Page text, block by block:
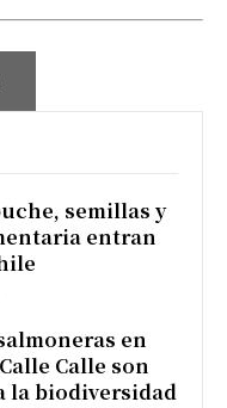
semillas y
entran
en
Calle son
la biodiversidad